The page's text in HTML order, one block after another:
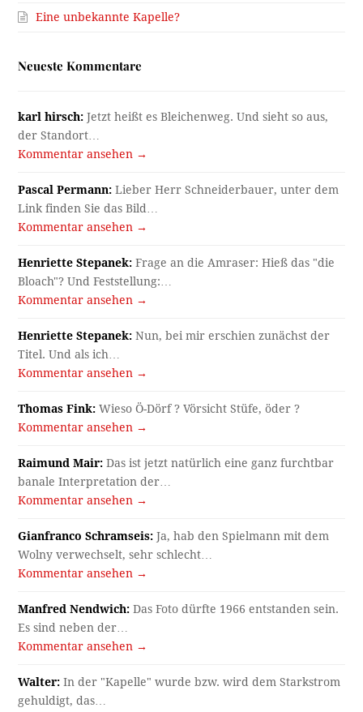
Eine unbekannte Kapelle?
Neueste Kommentare
karl hirsch: Jetzt heißt es Bleichenweg. Und sieht so aus,
der Standort…
Kommentar ansehen →
Pascal Permann: Lieber Herr Schneiderbauer, unter dem
Link finden Sie das Bild…
Kommentar ansehen →
Henriette Stepanek: Frage an die Amraser: Hieß das "die
Bloach"? Und Feststellung:…
Kommentar ansehen →
Henriette Stepanek: Nun, bei mir erschien zunächst der
Titel. Und als ich…
Kommentar ansehen →
Thomas Fink: Wieso Ö-Dörf ? Vörsicht Stüfe, öder ?
Kommentar ansehen →
Raimund Mair: Das ist jetzt natürlich eine ganz furchtbar
banale Interpretation der…
Kommentar ansehen →
Gianfranco Schramseis: Ja, hab den Spielmann mit dem
Wolny verwechselt, sehr schlecht…
Kommentar ansehen →
Manfred Nendwich: Das Foto dürfte 1966 entstanden sein.
Es sind neben der…
Kommentar ansehen →
Walter: In der "Kapelle" wurde bzw. wird dem Starkstrom
gehuldigt, das…